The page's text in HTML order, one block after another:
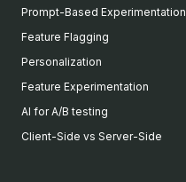
Prompt-Based Experimentation
Feature Flagging
Personalization
Feature Experimentation
AI for A/B testing
Client-Side vs Server-Side